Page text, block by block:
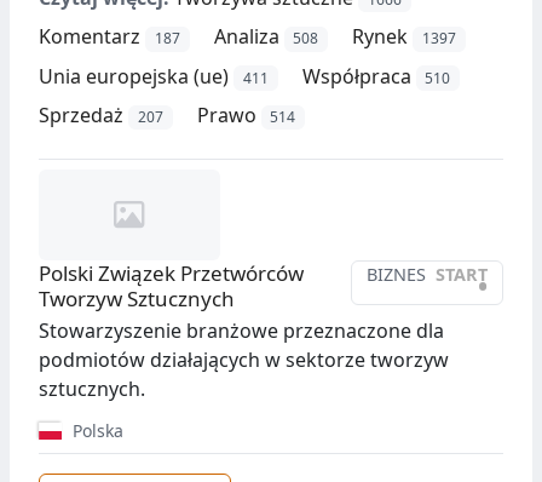
Komentarz 187 Analiza 508 Rynek 1397
Unia europejska (ue) 411 Współpraca 510
Sprzedaż 207 Prawo 514
BIZNES START
•
Polski Związek Przetwórców
Tworzyw Sztucznych
Stowarzyszenie branżowe przeznaczone dla
podmiotów działających w sektorze tworzyw
sztucznych.
Polska